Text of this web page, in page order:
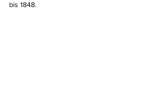
bis 1848.